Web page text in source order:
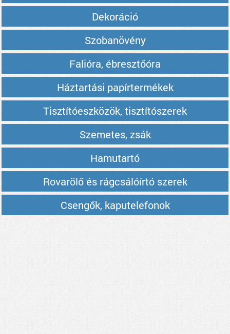
Dekoráció
Szobanövény
Falióra, ébresztőóra
Háztartási papírtermékek
Tisztítóeszközök, tisztítószerek
Szemetes, zsák
Hamutartó
Rovarölő és rágcsálóírtó szerek
Csengők, kaputelefonok